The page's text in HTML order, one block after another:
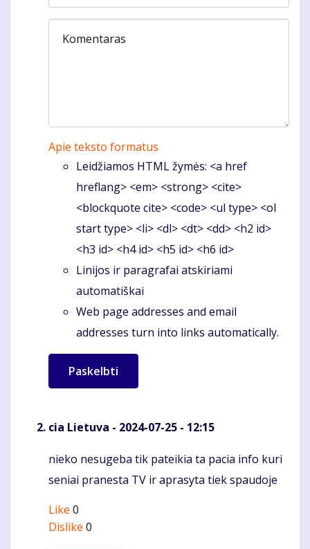
Komentaras
Apie teksto formatus
Leidžiamos HTML žymės: <a href
hreflang> <em> <strong> <cite>
<blockquote cite> <code> <ul type> <ol
start type> <li> <dl> <dt> <dd> <h2 id>
<h3 id> <h4 id> <h5 id> <h6 id>
Linijos ir paragrafai atskiriami
automatiškai
Web page addresses and email
addresses turn into links automatically.
cia Lietuva - 2024-07-25 - 12:15
Komentaras
nieko nesugeba tik pateikia ta pacia info kuri
seniai pranesta TV ir aprasyta tiek spaudoje
Like 0
Dislike 0